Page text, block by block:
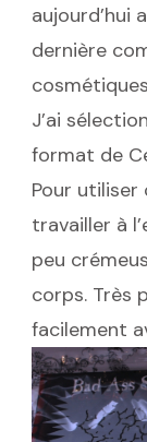
aujourd’hui
dernière
J’ai
format de
Pour utiliser
travailler à
peu
corps. Très
facilement